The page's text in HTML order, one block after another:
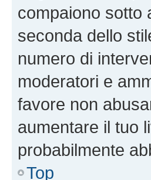
compaiono sotto
seconda dello
numero di
moderatori e
favore non
aumentare il tuo
probabilmente
Top